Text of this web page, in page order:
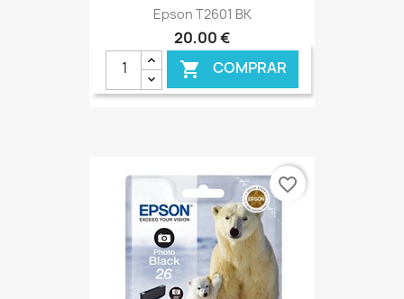
Epson T2601 BK
20,00 €
 COMPRAR
favorite_border